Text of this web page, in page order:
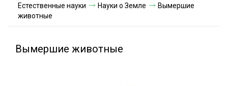
Естественные науки
Науки о Земле
Вымершие
животные
Вымершие животные